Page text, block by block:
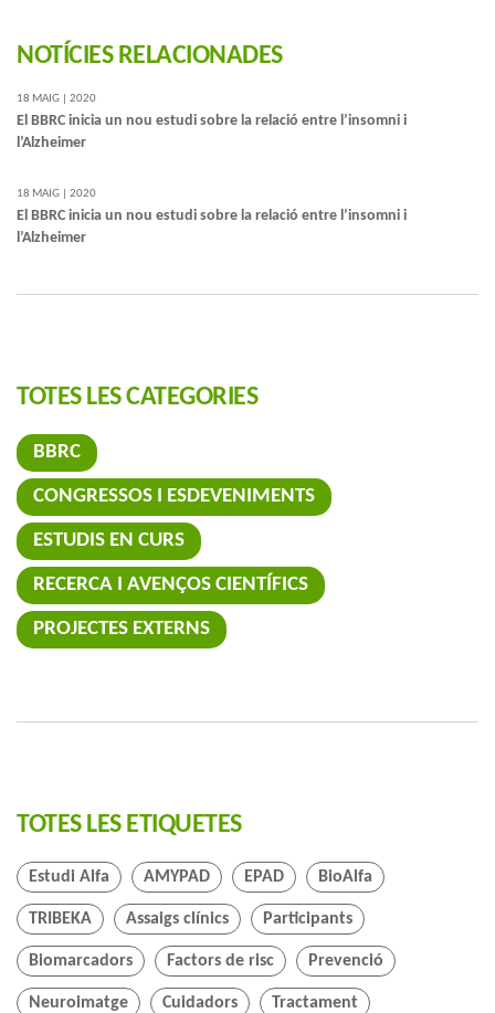
NOTÍCIES RELACIONADES
18 MAIG | 2020
El BBRC inicia un nou estudi sobre la relació entre l’insomni i
l’Alzheimer
18 MAIG | 2020
El BBRC inicia un nou estudi sobre la relació entre l’insomni i
l’Alzheimer
TOTES LES CATEGORIES
BBRC
CONGRESSOS I ESDEVENIMENTS
ESTUDIS EN CURS
RECERCA I AVENÇOS CIENTÍFICS
PROJECTES EXTERNS
TOTES LES ETIQUETES
Estudi Alfa AMYPAD EPAD BioAlfa
TRIBEKA Assaigs clínics Participants
Biomarcadors Factors de risc Prevenció
Neuroimatge Cuidadors Tractament